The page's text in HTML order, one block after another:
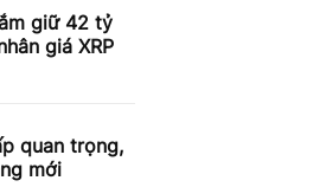
giữ 42 tỷ
giá XRP
quan trọng,
mới